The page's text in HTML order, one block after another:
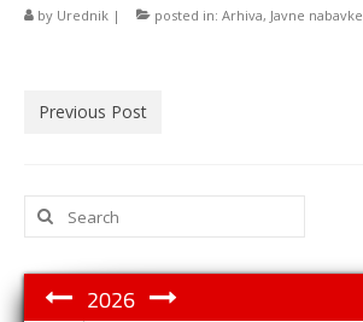
by Urednik | posted in: Arhiva, Javne nabavke
Previous Post
Search
for:
2026